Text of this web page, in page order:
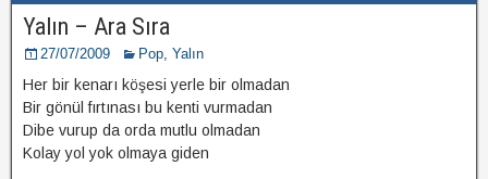
Yalın – Ara Sıra
27/07/2009 Pop, Yalın
Her bir kenarı köşesi yerle bir olmadan
Bir gönül fırtınası bu kenti vurmadan
Dibe vurup da orda mutlu olmadan
Kolay yol yok olmaya giden